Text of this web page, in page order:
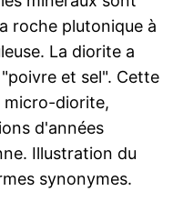
roche plutonique à
La diorite a
et sel". Cette
micro-diorite,
d'années
Illustration du
synonymes.